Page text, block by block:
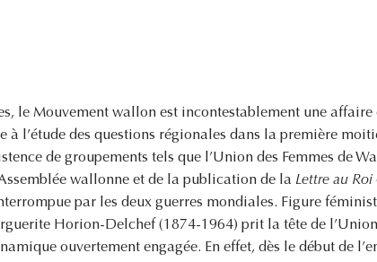
le Mouvement wallon est incontestablement une affaire
à l’étude des questions régionales dans la première
de groupements tels que l’Union des Femmes de
wallonne et de la publication de la Lettre au Roi
par les deux guerres mondiales. Figure
Horion-Delchef (1874-1964) prit la tête de
ouvertement engagée. En effet, dès le début de